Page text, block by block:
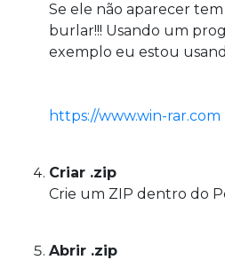
Se ele não aparecer
burlar!!! Usando um
exemplo eu estou
https://www.win-rar.com
Criar .zip
Crie um ZIP dentro do
Abrir .zip